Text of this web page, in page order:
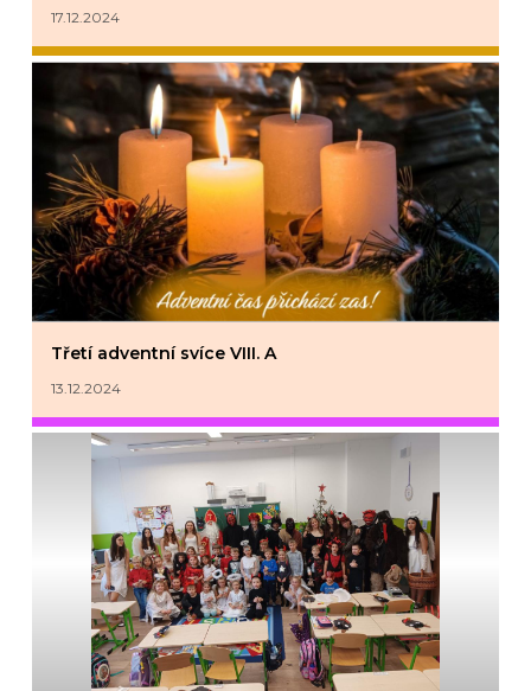
17.12.2024
Třetí adventní svíce VIII. A
13.12.2024